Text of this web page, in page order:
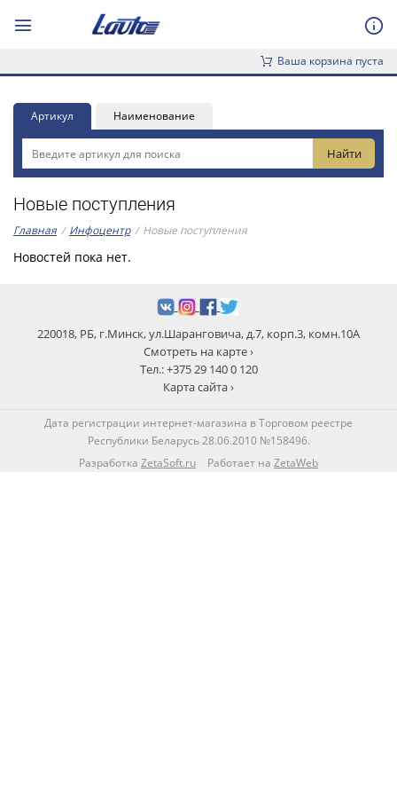
Ваша корзина пуста
Артикул Наименование
Новые поступления
Главная / Инфоцентр / Новые поступления
Новостей пока нет.
220018, РБ, г.Минск, ул.Шаранговича, д.7, корп.3, комн.10А
Смотреть на карте ›
Тел.: +375 29 140 0 120
Карта сайта ›
Дата регистрации интернет-магазина в Торговом реестре
Республики Беларусь 28.06.2010 №158496.
Разработка ZetaSoft.ru Работает на ZetaWeb